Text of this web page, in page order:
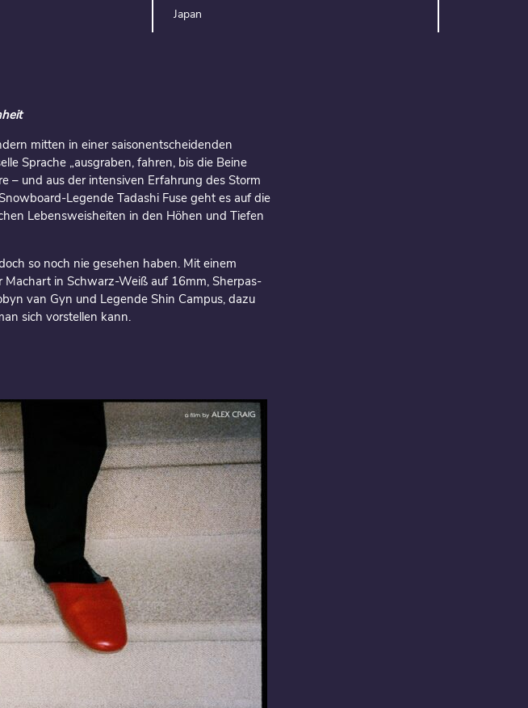
Japan
mitten in einer saisonentscheidenden
Sprache „ausgraben, fahren, bis die Beine
– und aus der intensiven Erfahrung des Storm
Legende Tadashi Fuse geht es auf die
Lebensweisheiten in den Höhen und Tiefen
so noch nie gesehen haben. Mit einem
in Schwarz-Weiß auf 16mm, Sherpas-
van Gyn und Legende Shin Campus, dazu
sich vorstellen kann.